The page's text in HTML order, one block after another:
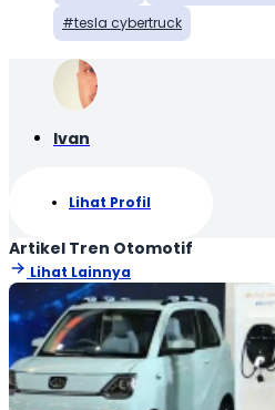
tesla cybertruck
Ivan
Lihat Profil
Artikel Tren Otomotif
Lihat Lainnya